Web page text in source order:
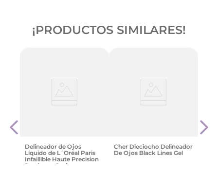
¡PRODUCTOS SIMILARES!
Delineador de Ojos
Líquido de L´Oréal Paris
Infaillible Haute Precision
Bordeaux Cashmere
Cher Dieciocho Delineador
De Ojos Black Lines Gel
Mate